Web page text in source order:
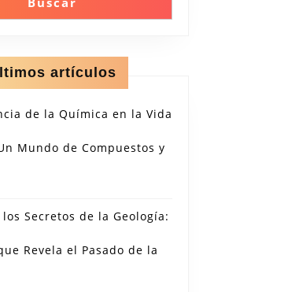
artículos
de la Química en la Vida
Mundo de Compuestos y
Secretos de la Geología:
Revela el Pasado de la